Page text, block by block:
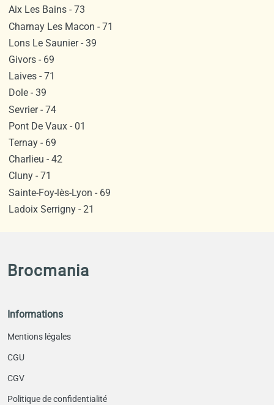
Aix Les Bains - 73
Charnay Les Macon - 71
Lons Le Saunier - 39
Givors - 69
Laives - 71
Dole - 39
Sevrier - 74
Pont De Vaux - 01
Ternay - 69
Charlieu - 42
Cluny - 71
Sainte-Foy-lès-Lyon - 69
Ladoix Serrigny - 21
Brocmania
Informations
Mentions légales
CGU
CGV
Politique de confidentialité